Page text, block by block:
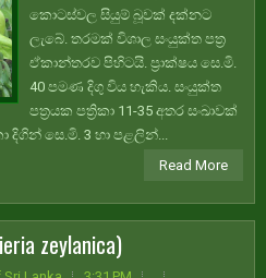
කොටස්වල සියුම් බූවක් දක්නට
ලැබේ. තරමක් විශාල සංයුක්ත පත්‍ර
ඒකාන්තරව පිහිටයි. ප්‍රාක්ෂය සෙ.මි.
40 පමණ දිගු විය හැකිය. සංයුක්ත
පත්‍රයක පත්‍රිකා 11-35 අතර සංඛාවක්
දිගින් සෙ.මි. 3 හා පළලින්...
Read More
zeylanica)